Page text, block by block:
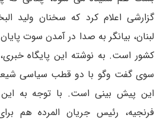
گزارشی اعلام کرد که سخنان ولید
لبنان، بیانگر به صدا در آمدن سوت
کشور است. به نوشته این پایگاه
سوی گفت وگو با دو قطب سیاسی
این پیش بینی است. با توجه به این
فرنجیه، رئیس جریان المرده هم